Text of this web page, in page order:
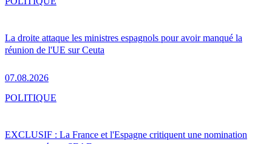
La droite attaque les ministres espagnols pour avoir manqué la
réunion de l'UE sur Ceuta
07.08.2026
EXCLUSIF : La France et l'Espagne critiquent une nomination
POLITIQUE